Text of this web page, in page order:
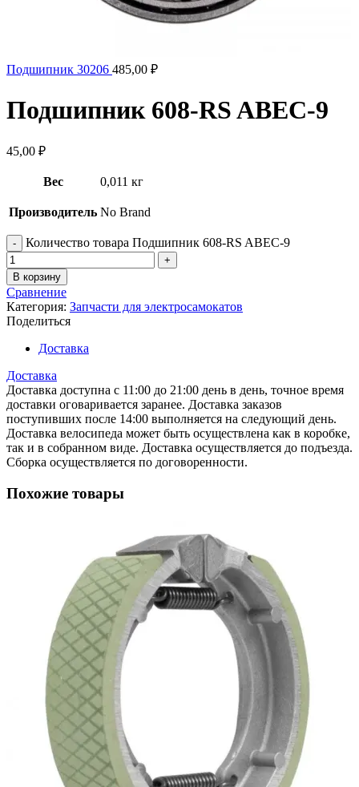
Подшипник 30206 485,00 ₽
Подшипник 608-RS ABEC-9
45,00 ₽
Вес 0,011 кг
Производитель No Brand
Количество товара Подшипник 608-RS ABEC-9
В корзину
Сравнение
Категория: Запчасти для электросамокатов
Поделиться
Доставка
Доставка
Доставка доступна с 11:00 до 21:00 день в день, точное время
доставки оговаривается заранее. Доставка заказов
поступивших после 14:00 выполняется на следующий день.
Доставка велосипеда может быть осуществлена как в коробке,
так и в собранном виде. Доставка осуществляется до подъезда.
Сборка осуществляется по договоренности.
Похожие товары